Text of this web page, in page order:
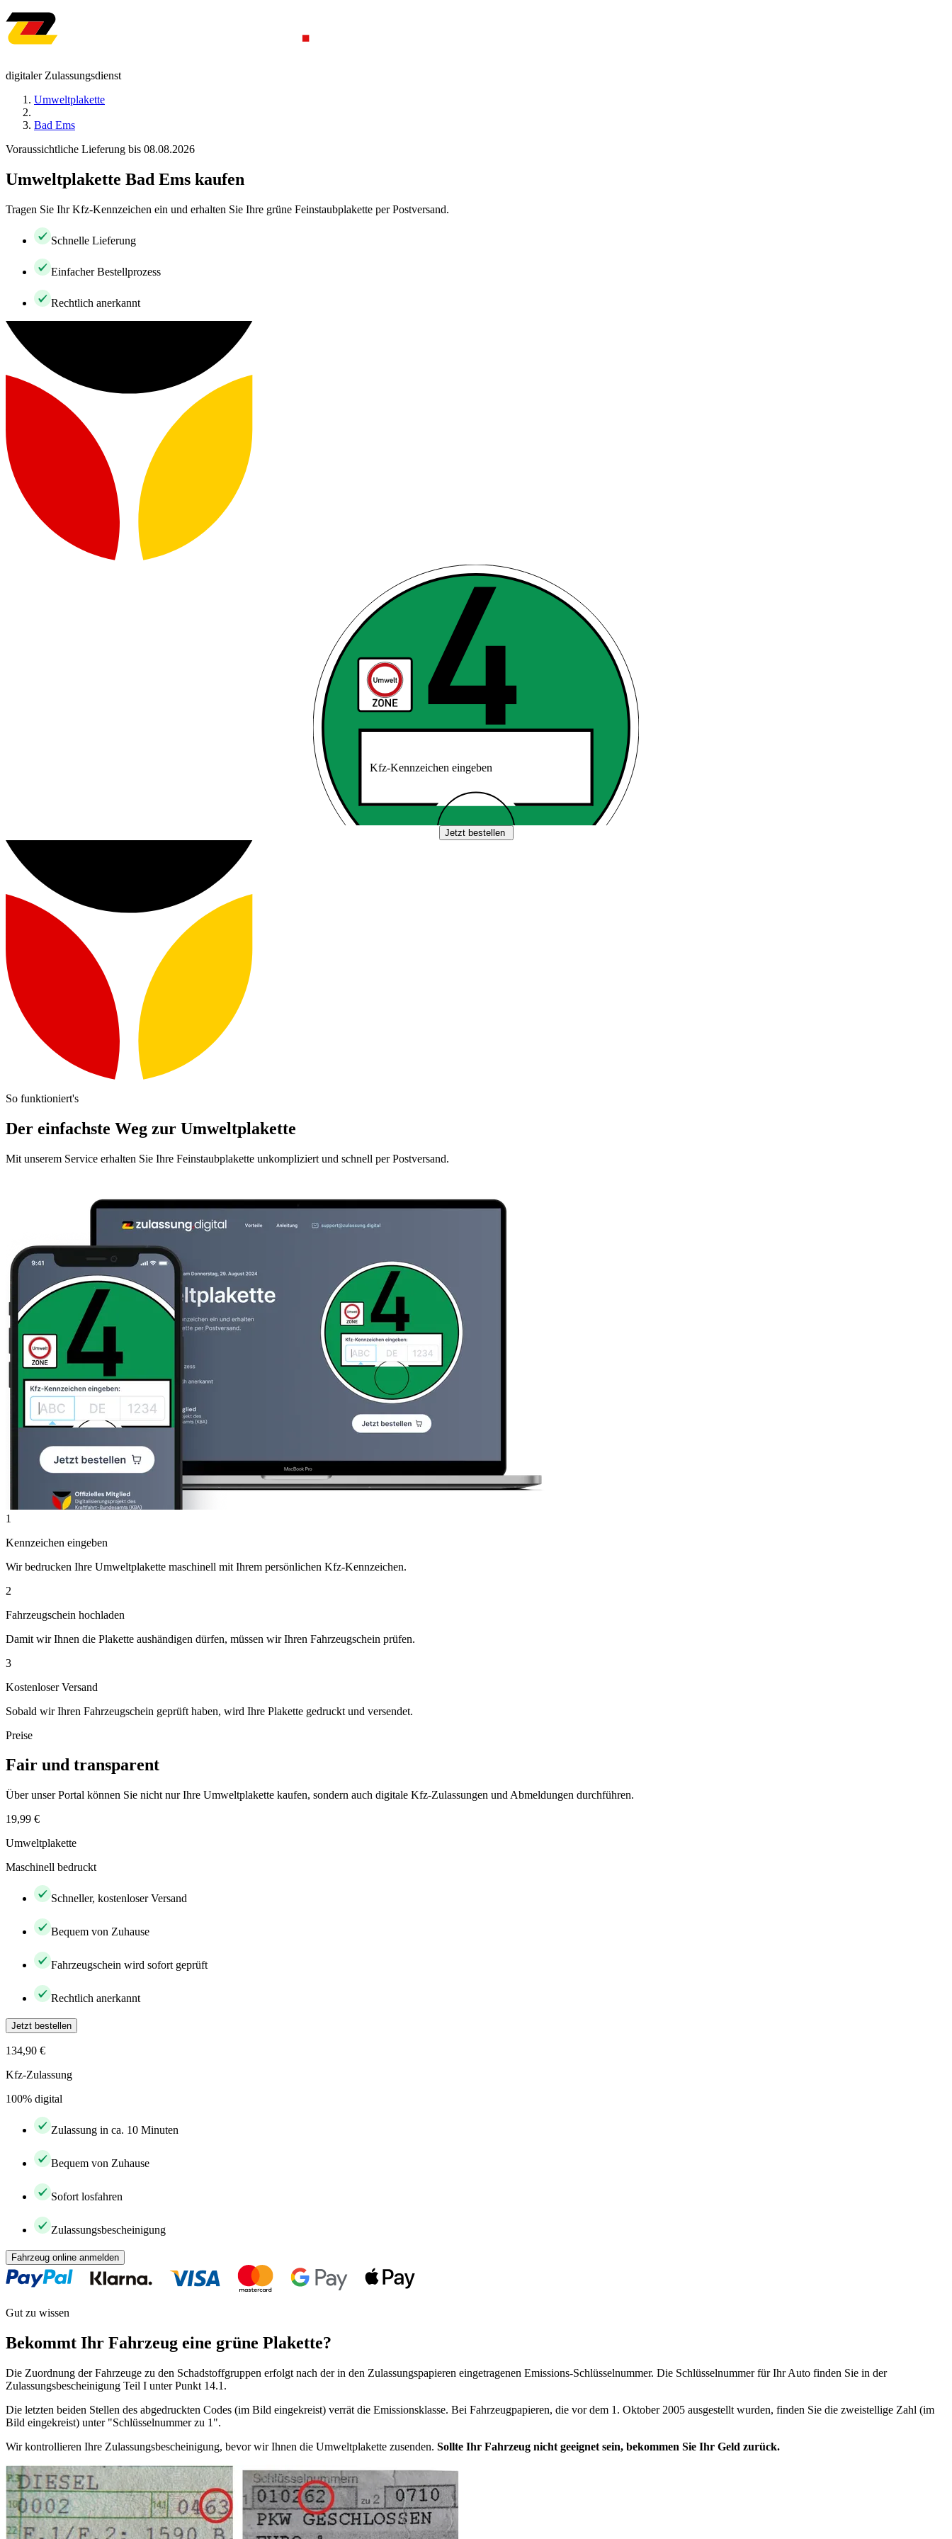
digitaler Zulassungsdienst
Umweltplakette
Bad Ems
Voraussichtliche Lieferung bis 08.08.2026
Umweltplakette Bad Ems kaufen
Tragen Sie Ihr Kfz-Kennzeichen ein und erhalten Sie Ihre grüne Feinstaubplakette per Postversand.
Schnelle Lieferung
Einfacher Bestellprozess
Rechtlich anerkannt
Kfz-Kennzeichen eingeben
Jetzt bestellen
So funktioniert's
Der einfachste Weg zur Umweltplakette
Mit unserem Service erhalten Sie Ihre Feinstaubplakette unkompliziert und schnell per Postversand.
1
Kennzeichen eingeben
Wir bedrucken Ihre Umweltplakette maschinell mit Ihrem persönlichen Kfz-Kennzeichen.
2
Fahrzeugschein hochladen
Damit wir Ihnen die Plakette aushändigen dürfen, müssen wir Ihren Fahrzeugschein prüfen.
3
Kostenloser Versand
Sobald wir Ihren Fahrzeugschein geprüft haben, wird Ihre Plakette gedruckt und versendet.
Preise
Fair und transparent
Über unser Portal können Sie nicht nur Ihre Umweltplakette kaufen, sondern auch digitale Kfz-Zulassungen und Abmeldungen durchführen.
19,99 €
Umweltplakette
Maschinell bedruckt
Schneller, kostenloser Versand
Bequem von Zuhause
Fahrzeugschein wird sofort geprüft
Rechtlich anerkannt
Jetzt bestellen
134,90 €
Kfz-Zulassung
100% digital
Zulassung in ca. 10 Minuten
Bequem von Zuhause
Sofort losfahren
Zulassungsbescheinigung
Fahrzeug online anmelden
Gut zu wissen
Bekommt Ihr Fahrzeug eine grüne Plakette?
Die Zuordnung der Fahrzeuge zu den Schadstoffgruppen erfolgt nach der in den Zulassungspapieren eingetragenen Emissions-Schlüsselnummer. Die Schlüsselnummer für Ihr Auto finden Sie in der
Zulassungsbescheinigung Teil I unter Punkt 14.1.
Die letzten beiden Stellen des abgedruckten Codes (im Bild eingekreist) verrät die Emissionsklasse. Bei Fahrzeugpapieren, die vor dem 1. Oktober 2005 ausgestellt wurden, finden Sie die zweistellige Zahl (im
Bild eingekreist) unter "Schlüsselnummer zu 1".
Wir kontrollieren Ihre Zulassungsbescheinigung, bevor wir Ihnen die Umweltplakette zusenden. Sollte Ihr Fahrzeug nicht geeignet sein, bekommen Sie Ihr Geld zurück.